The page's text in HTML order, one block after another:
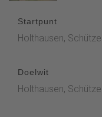
Startpunt
Holthausen,
Doelwit
Holthausen,